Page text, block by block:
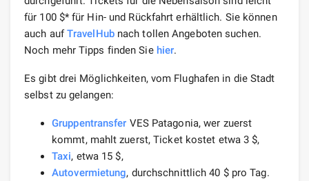
für 100 $* für Hin- und Rückfahrt erhältlich. Sie können
auch aufTravelHubnach tollen Angeboten suchen.
Noch mehr Tipps finden Sie hier.
Es gibt drei Möglichkeiten, vom Flughafen in die Stadt
selbst zu gelangen:
Gruppentransfer VES Patagonia, wer zuerst
kommt, mahlt zuerst, Ticket kostet etwa 3 $,
Taxi, etwa 15 $,
Autovermietung, durchschnittlich 40 $ pro Tag.